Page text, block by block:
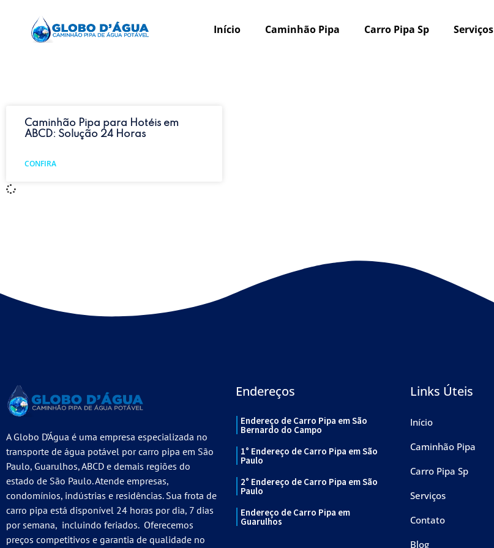
Início Caminhão Pipa Carro Pipa Sp Serviços
Caminhão Pipa para Hotéis em
ABCD: Solução 24 Horas
CONFIRA
A Globo D’Água é uma empresa especializada no
transporte de água potável por carro pipa em São
Paulo, Guarulhos, ABCD e demais regiões do
estado de São Paulo. Atende empresas,
condomínios, indústrias e residências. Sua frota de
carro pipa está disponível 24 horas por dia, 7 dias
por semana, incluindo feriados. Oferecemos
preços competitivos e garantia de qualidade no
Endereços
Endereço de Carro Pipa em São
Bernardo do Campo
1° Endereço de Carro Pipa em São
Paulo
2° Endereço de Carro Pipa em São
Paulo
Endereço de Carro Pipa em
Guarulhos
Links Úteis
Início
Caminhão Pipa
Carro Pipa Sp
Serviços
Contato
Blog